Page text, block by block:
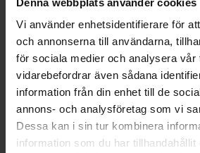
Vi använder enhetsidentifierare för
och annonserna till användarna,
för sociala medier och analysera vår
vidarebefordrar även sådana
information från din enhet till de
annons- och analysföretag som vi
Dessa kan i sin tur kombinera
information som du har tillhandahållit
Haribo Strawberry Straws 80g
18.84 kr
Köp